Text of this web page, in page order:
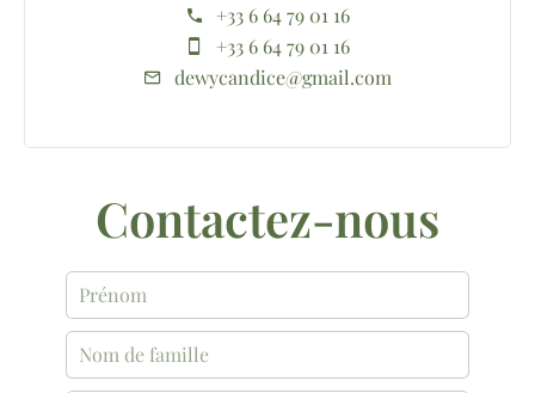
+33 6 64 79 01 16
+33 6 64 79 01 16
dewycandice@gmail.com
Contactez-nous